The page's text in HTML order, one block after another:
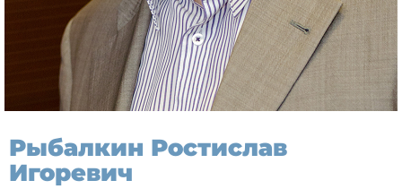
Рыбалкин Ростислав
Игоревич